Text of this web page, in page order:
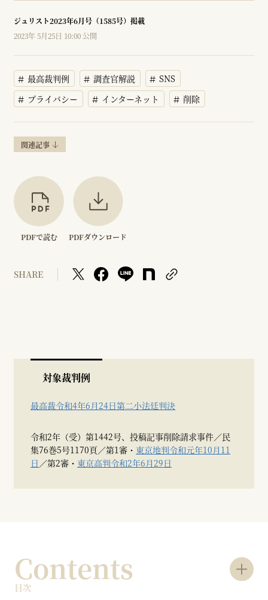
ジュリスト2023年6月号（1585号）掲載
2023年 5月25日 10:00 公開
最高裁判例 調査官解説
SNS
プライバシー
インターネット 削除
関連記事
PDFで読む PDFダウンロード
SHARE
対象裁判例
最高裁令和4年6月24日第二小法廷判決
令和2年（受）第1442号、投稿記事削除請求事件／民
集76巻5号1170頁／第1審・ 東京地判令和元年10月11
日 ／第2審・ 東京高判令和2年6月29日
Contents
目次